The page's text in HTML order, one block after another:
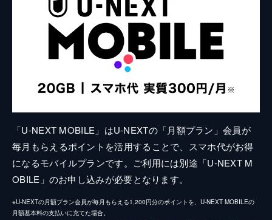
「U-NEXT MOBILE」はU-NEXTの「月額プラン」会員が
毎月もらえるポイントを活用することで、スマホ代がお得
になるモバイルプランです。ご利用には別途「U-NEXT M
OBILE」のお申し込みが必要となります。
※U-NEXTの月額プラン会員が毎月もらえる1,200円分のポイントを、U-NEXT MOBILEの
月額基本料の支払いに充てた場合。